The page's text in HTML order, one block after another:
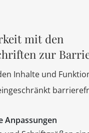
mit den
zur
Inhalte und
Anpassungen